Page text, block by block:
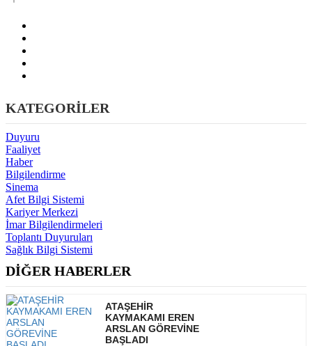
KATEGORİLER
Duyuru
Faaliyet
Haber
Bilgilendirme
Sinema
Afet Bilgi Sistemi
Kariyer Merkezi
İmar Bilgilendirmeleri
Toplantı Duyuruları
Sağlık Bilgi Sistemi
DİĞER HABERLER
ATAŞEHİR
KAYMAKAMI EREN
ARSLAN GÖREVİNE
BAŞLADI